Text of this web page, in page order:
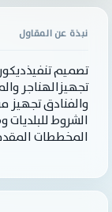
نبذة عن المقاول
تصميم
تجهيزالهناجر
والفنادق
الشروط
المخططات